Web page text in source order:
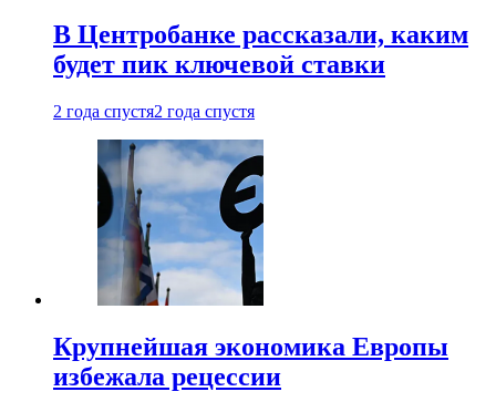
В Центробанке рассказали, каким
будет пик ключевой ставки
2 года спустя2 года спустя
Крупнейшая экономика Европы
избежала рецессии